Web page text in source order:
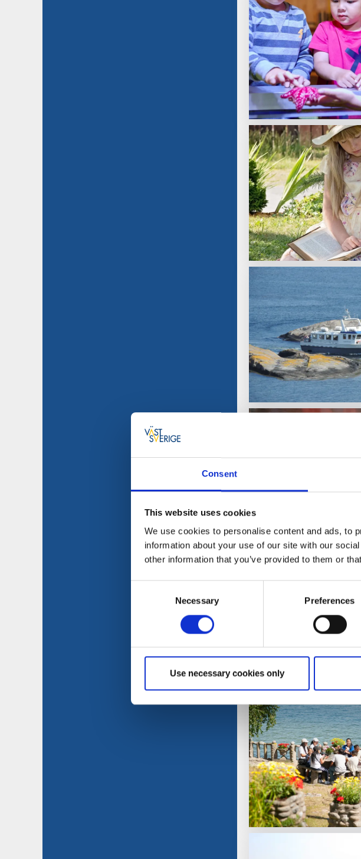
Consent
This website uses cookies
We use cookies to personalise content and ads, to
information about your use of our site with our
other information that you’ve provided to them or
Necessary Preferences
Use necessary cookies only